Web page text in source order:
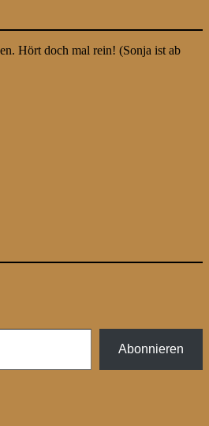
Hört doch mal rein! (Sonja ist ab
Abonnieren